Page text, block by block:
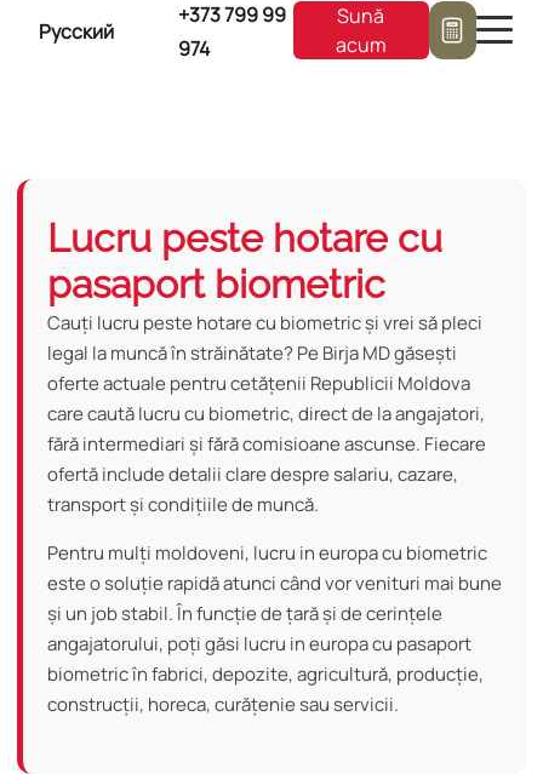
Русский
+373799 99
974
Sună
acum
Lucru peste hotare cu
pasaport biometric
Cauți lucru peste hotare cu biometric și vrei să pleci
legal la muncă în străinătate? Pe Birja MD găsești
oferte actuale pentru cetățenii Republicii Moldova
care caută lucru cu biometric, direct de la angajatori,
fără intermediari și fără comisioane ascunse. Fiecare
ofertă include detalii clare despre salariu, cazare,
transport și condițiile de muncă.
Pentru mulți moldoveni, lucru in europa cu biometric
este o soluție rapidă atunci când vor venituri mai bune
și un job stabil. În funcție de țară și de cerințele
angajatorului, poți găsi lucru in europa cu pasaport
biometric în fabrici, depozite, agricultură, producție,
construcții, horeca, curățenie sau servicii.